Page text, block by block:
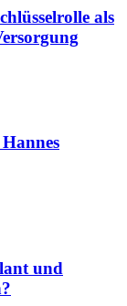
als
und